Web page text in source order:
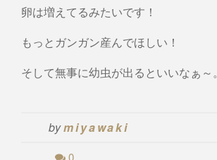
卵は増えてるみたいです！
もっとガンガン産んでほしい！
そして無事に幼虫が出るといいなぁ～。
bymiyawaki